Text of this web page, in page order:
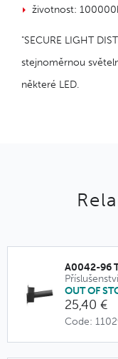
životnost:
"SECURE LIGHT
stejnoměrnou
některé LED.
A0042-96
OUT OF
25,40 €
Code: